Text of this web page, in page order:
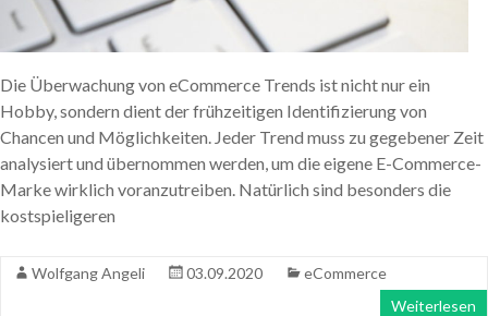
Die Überwachung von eCommerce Trends ist nicht nur ein
Hobby, sondern dient der frühzeitigen Identifizierung von
Chancen und Möglichkeiten. Jeder Trend muss zu gegebener Zeit
analysiert und übernommen werden, um die eigene E-Commerce-
Marke wirklich voranzutreiben. Natürlich sind besonders die
kostspieligeren
Wolfgang Angeli 03.09.2020
eCommerce
Weiterlesen